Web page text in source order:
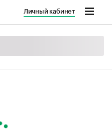
Личный кабинет